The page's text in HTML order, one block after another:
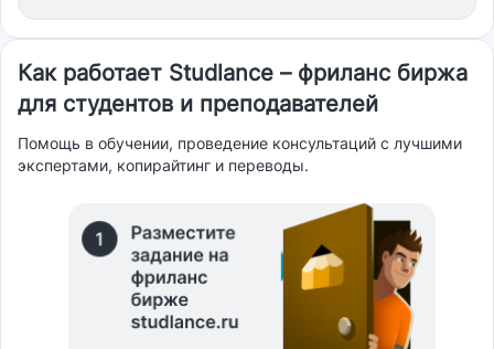
Как работает Studlance – фриланс биржа
для студентов и преподавателей
Помощь в обучении, проведение консультаций с лучшими
экспертами, копирайтинг и переводы.